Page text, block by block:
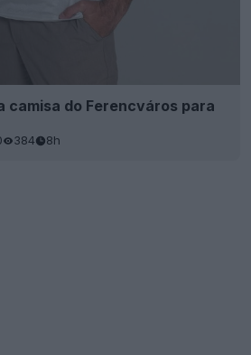
camisa do Ferencváros para
384 8h